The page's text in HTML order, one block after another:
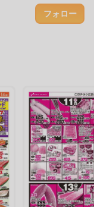
フォロー